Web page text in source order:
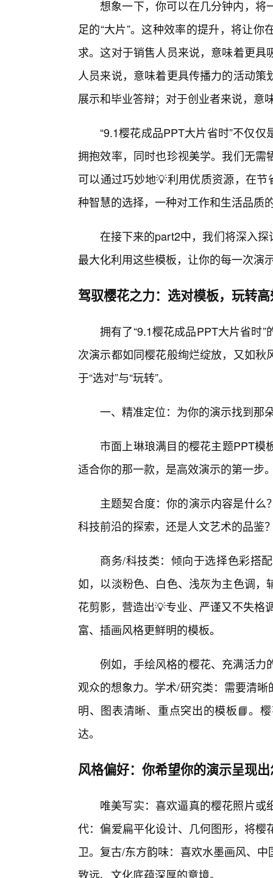
想象一下，你可以在几分钟内，将
足的“大片”。这种效率的提升，将让
求。这对于销售人员来说，意味着更
人员来说，意味着更具传播力的活动
展示和毕业答辩；对于创业者来说，意
“9.1樱花成品PPT大片省时”不仅
拥抱效率，同时也珍视美学。我们无
可以通过巧妙地💡利用优质资源，在
种智慧的选择，一种对工作和生活品质
在接下来的part2中，我们将深入
最大化利用这些模板，让你的每一次演
驾驭樱花之力：选对模板，玩转
拥有了“9.1樱花成品PPT大片省时
次演示都如同樱花般绚烂绽放，又如
于“选对”与“玩转”。
一、精准定位：为你的演示找到那
市面上琳琅满目的樱花主题PPT模
适合你的那一款，是高效演示的第一步
主题契合度：你的演示内容是什
科技前沿的探索，还是人文艺术的品鉴
商务/科技类：倾向于选择色彩搭
如，以淡粉色、白色、浅灰为主色调
花剪影，营造出💡专业、严谨又不失格
富、插画风格更鲜明的模板。
例如，手绘风格的樱花、充满活力
观众的想象力。学术/研究类：需要清
明、图表清晰、重点突出的模板📘。
达。
风格偏好：你希望你的演示呈现
唯美写实：喜欢逼真的樱花照片
代：偏爱扁平化设计、几何图形，将
卫。复古/东方韵味：喜欢水墨画风、
致远、文化底蕴深厚的意境。